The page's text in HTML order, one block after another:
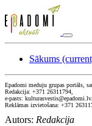
Sākums
Epadomi meduju grupas portāls,
Redakcija: +371 26311794,
e-pasts: kulturasvestis@epadomi.lv.
Reklāmas izvietošana: +371
Autors: Redakcija